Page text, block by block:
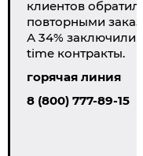
клиентов
повторными
А 34% заключили
time контракты.
горячая линия
8 (800) 777-89-15